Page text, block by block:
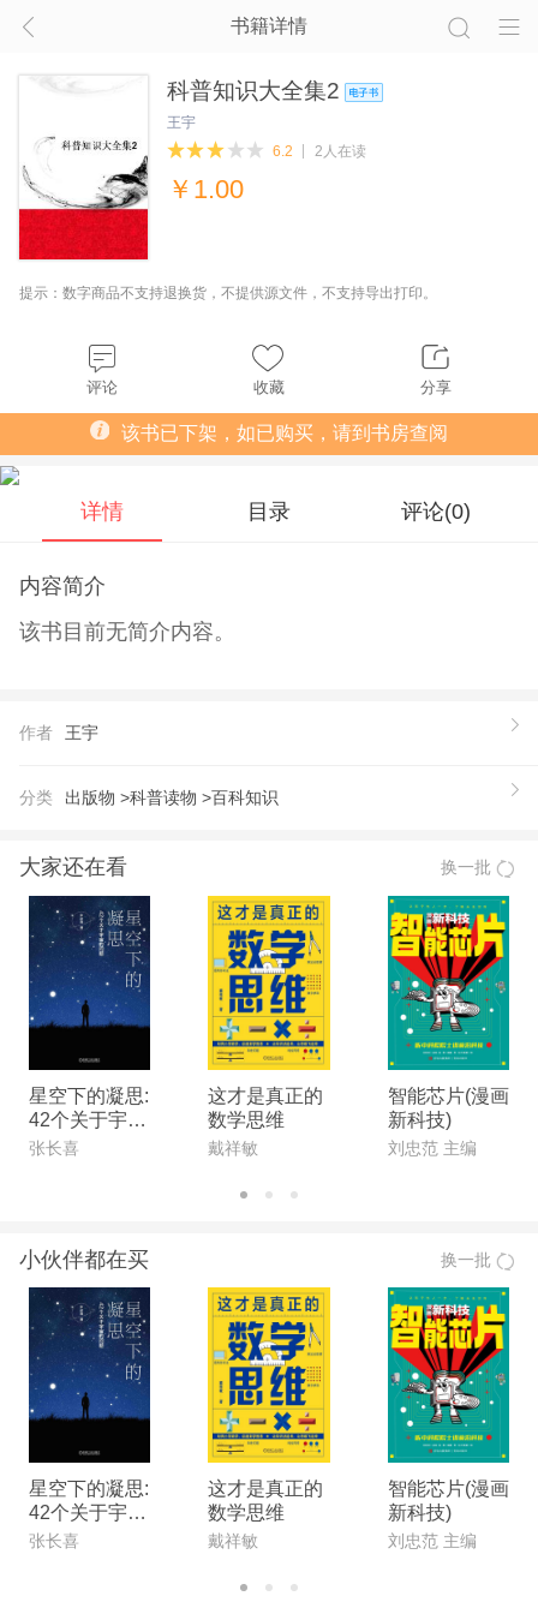
书籍详情
科普知识大全集2
王宇
6.2
2人在读
￥ 1.00
提示：数字商品不支持退换货，不提供源文件，不支持导出打印。
评论 收藏 分享
该书已下架，如已购买，请到书房查阅
详情 目录 评论(0)
内容简介
该书目前无简介内容。
作者 王宇
分类 出版物 >科普读物 >百科知识
大家还在看 换一批
星空下的凝思:
42个关于宇宙
的问题
张长喜
这才是真正的
数学思维
戴祥敏
智能芯片(漫画
新科技)
刘忠范 主编
小伙伴都在买 换一批
星空下的凝思:
42个关于宇宙
的问题
张长喜
这才是真正的
数学思维
戴祥敏
智能芯片(漫画
新科技)
刘忠范 主编